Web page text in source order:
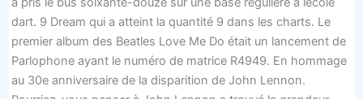
dart. 9 Dream qui a atteint la quantité 9 dans les charts. Le
premier album des Beatles Love Me Do était un lancement de
Parlophone ayant le numéro de matrice R4949. En hommage
au 30e anniversaire de la disparition de John Lennon.